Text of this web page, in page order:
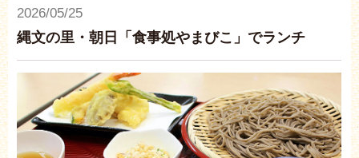
2026/05/25
縄文の里・朝日「食事処やまびこ」でランチ